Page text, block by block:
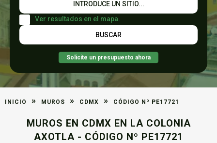
Ver resultados en el mapa.
Solicite un presupuesto ahora
INICIO » MUROS » CDMX » CÓDIGO Nº PE17721
MUROS EN CDMX EN LA COLONIA
AXOTLA - CÓDIGO Nº PE17721